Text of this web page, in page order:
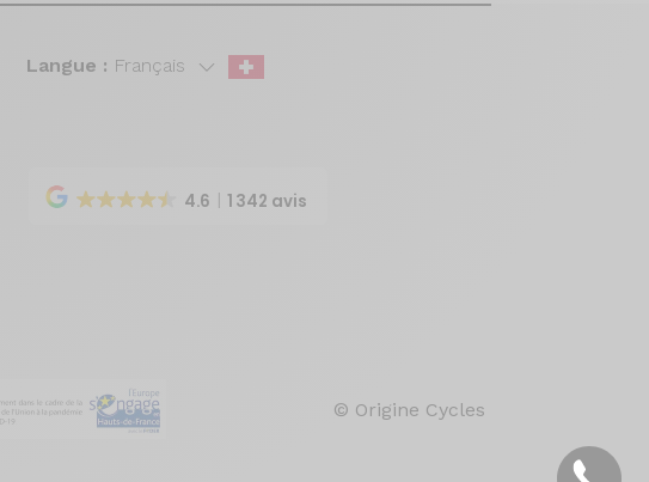
Langue : Français
4.6 1 342 avis
© Origine Cycles